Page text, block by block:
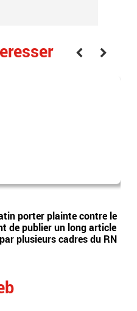
porter plainte contre le
de publier un long article
plusieurs cadres du RN